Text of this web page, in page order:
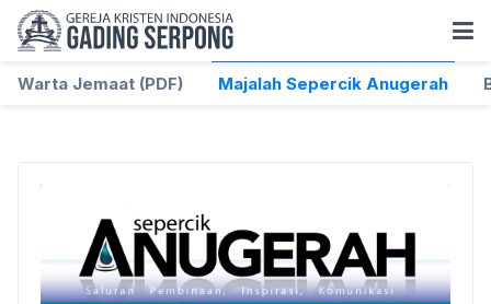
Warta Jemaat (PDF) Majalah Sepercik Anugerah